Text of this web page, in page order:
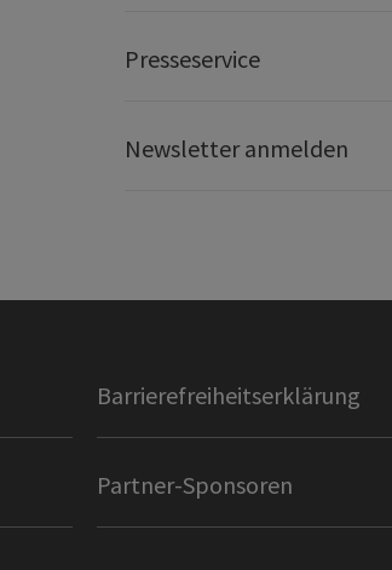
Presseservice
Newsletter anmelden
Barrierefreiheitserklärung
Partner-Sponsoren